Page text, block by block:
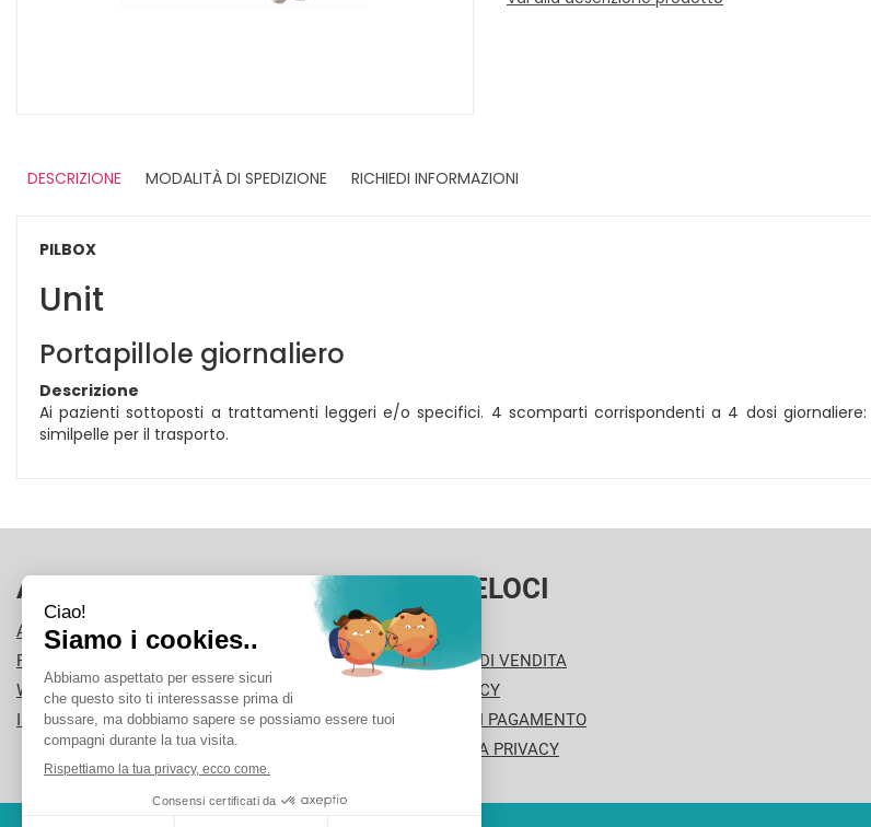
DESCRIZIONE
MODALITÀ DI SPEDIZIONE RICHIEDI INFORMAZIONI
PILBOX
Unit
Portapillole giornaliero
Descrizione
Ai pazienti sottoposti a trattamenti leggeri e/o specifici. 4 scomparti corrispondenti a 4 dosi
similpelle per il trasporto.
AREA UTENTE
ACCEDI
REGISTRATI
WISHLIST
ISCRIZIONE ALLA NEWSLETTER
LINK VELOCI
CONTATTI
CONDIZIONI DI VENDITA
COOKIE POLICY
MODALITÀ DI PAGAMENTO
INFORMATIVA PRIVACY